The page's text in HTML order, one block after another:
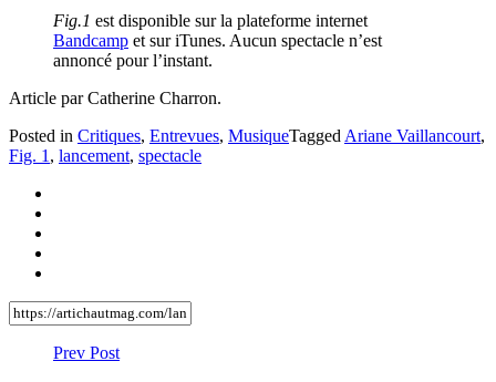
Fig.1 est disponible sur la plateforme internet
Bandcamp et sur iTunes. Aucun spectacle n’est
annoncé pour l’instant.
Article par Catherine Charron.
Posted in Critiques, Entrevues, MusiqueTagged Ariane Vaillancourt,
Fig. 1 , lancement, spectacle
Prev Post